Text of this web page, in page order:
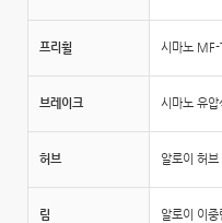
프리휠 시마노
브레이크 시마노 유압
허브 알로이 허브
림 알로이 이중